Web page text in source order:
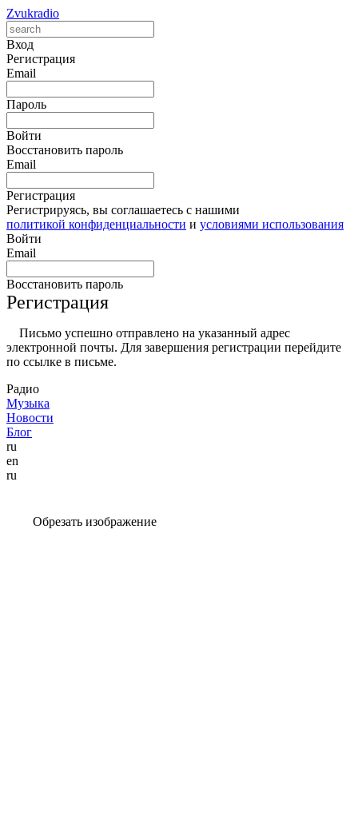
Zvukradio
Вход
Регистрация
Email
Пароль
Войти
Восстановить пароль
Email
Регистрация
Регистрируясь, вы соглашаетесь с нашими
политикой конфиденциальности и условиями использования
Войти
Email
Восстановить пароль
Регистрация
Письмо успешно отправлено на указанный адрес
электронной почты. Для завершения регистрации перейдите
по ссылке в письме.
Радио
Музыка
Новости
Блог
ru
en
ru
Обрезать изображение